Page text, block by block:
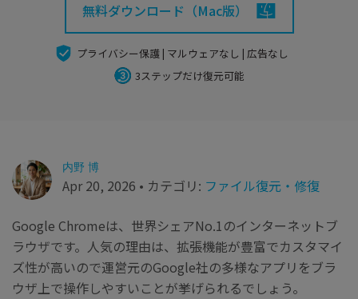
Recoverit 無料版
消えたデータ/ 誤削除したデータも完全無料で復元
関連製品（データ修復/ バックアップ）
Repairit - データ修復
UBackit - データバックアップ
スマホで始めよう
無料ダウンロード（Mac版）
プライバシー保護 | マルウェアなし | 広告なし
3ステップだけ復元可能
内野 博
Apr 20, 2026 • カテゴリ: ファイル復元・修復
Google Chromeは、世界シェアNo.1のインターネットブ
ラウザです。人気の理由は、拡張機能が豊富でカスタマイ
ズ性が高いので運営元のGoogle社の多様なアプリをブラ
ウザ上で操作しやすいことが挙げられるでしょう。